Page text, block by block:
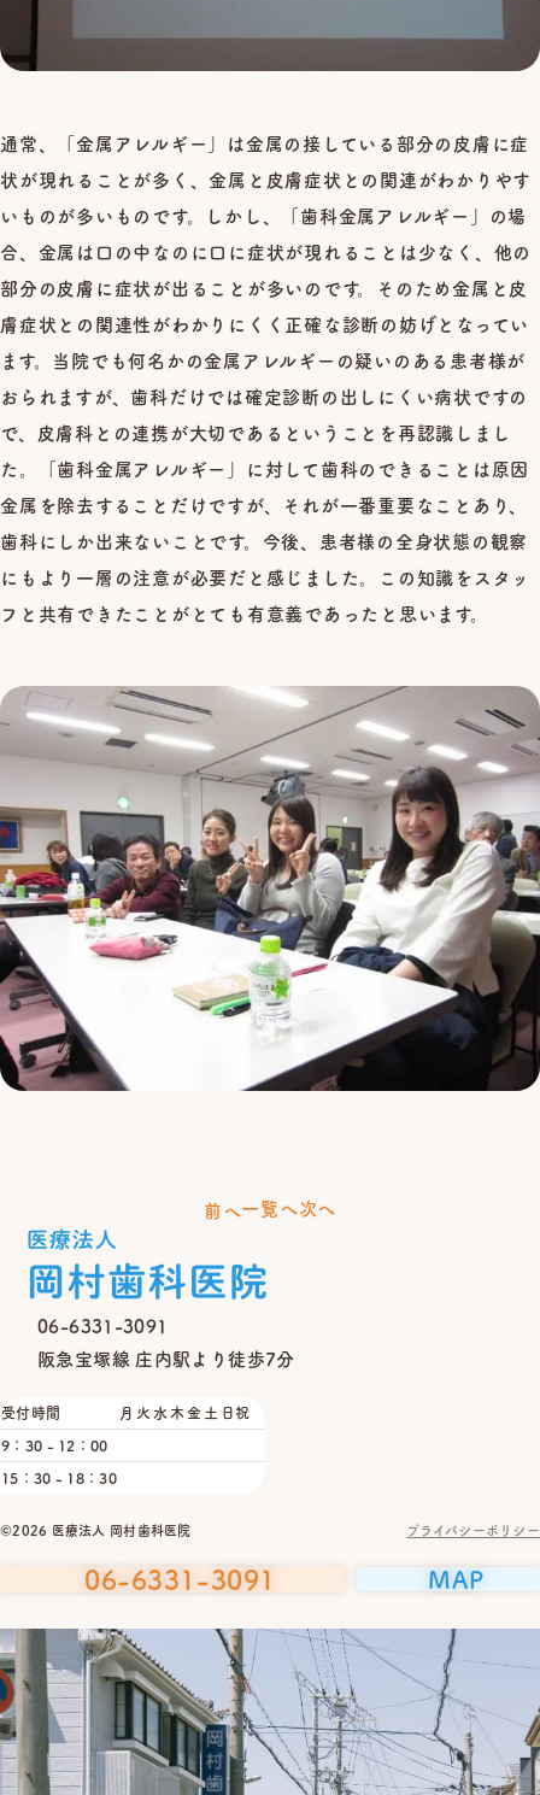
通常、「金属アレルギー」は金属の接している部分の皮膚に症
状が現れることが多く、金属と皮膚症状との関連がわかりやす
いものが多いものです。しかし、「歯科金属アレルギー」の場
合、金属は口の中なのに口に症状が現れることは少なく、他の
部分の皮膚に症状が出ることが多いのです。そのため金属と皮
膚症状との関連性がわかりにくく正確な診断の妨げとなってい
ます。当院でも何名かの金属アレルギーの疑いのある患者様が
おられますが、歯科だけでは確定診断の出しにくい病状ですの
で、皮膚科との連携が大切であるということを再認識しまし
た。「歯科金属アレルギー」に対して歯科のできることは原因
金属を除去することだけですが、それが一番重要なことあり、
歯科にしか出来ないことです。今後、患者様の全身状態の観察
にもより一層の注意が必要だと感じました。この知識をスタッ
フと共有できたことがとても有意義であったと思います。
前へ一覧へ次へ
阪急宝塚線 庄内駅より徒歩7分
06-6331-3091
©2026 医療法人 岡村歯科医院 プライバシーポリシー
受付時間 月 火 水木金土 日祝
9：30 - 12：00
15：30 - 18：30
06-6331-3091 MAP